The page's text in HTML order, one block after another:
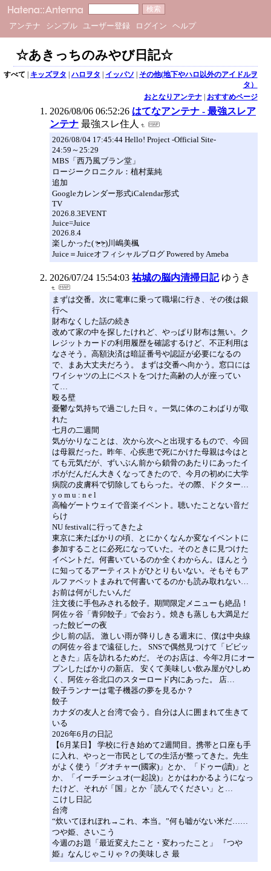
アンテナ シンプル ユーザー登録 ログイン ヘルプ
☆あきっちのみやび日記☆
すべて | キッズヲタ |ハロヲタ | イッパソ | その他(地下やハロ以外のアイドルヲ
タ）
おとなりアンテナ| おすすめページ
2026/08/06 06:52:26 はてなアンテナ - 最強スレア
ンテナ 最強スレ住人
2026/08/04 17:45:44 Hello! Project -Official Site-
24:59～25:29
MBS「西乃風ブラン堂」
ロージークロニクル：植村葉純
追加
Googleカレンダー形式iCalendar形式
TV
2026.8.3EVENT
Juice=Juice
2026.8.4
楽しかった( ᵒ̴̶̷̤◦ᵒ̴̶̷̤ )川嶋美楓
Juice＝Juiceオフィシャルブログ Powered by Ameba
2026/07/24 15:54:03 祐城の脳内清掃日記 ゆうき
まずは交番。次に電車に乗って職場に行き、その後は銀
行へ
財布なくした話の続き
改めて家の中を探したけれど、やっぱり財布は無い。ク
レジットカードの利用履歴を確認するけど、不正利用は
なさそう。高額決済は暗証番号や認証が必要になるの
で、まあ大丈夫だろう。 まずは交番へ向かう。窓口には
ワイシャツの上にベストをつけた高齢の人が座ってい
て…
殴る壁
憂鬱な気持ちで過ごした日々。一気に体のこわばりが取
れた
七月の二週間
気がかりなことは、次から次へと出現するもので、今回
は母親だった。昨年、心疾患で死にかけた母親は今はと
ても元気だが、ずいぶん前から鎖骨のあたりにあったイ
ボがだんだん大きくなってきたので、今月の初めに大学
病院の皮膚科で切除してもらった。その際、ドクター…
y o m u : n e l
高輪ゲートウェイで音楽イベント。聴いたことない音だ
らけ
NU festivalに行ってきたよ
東京に来たばかりの頃、とにかくなんか変なイベントに
参加することに必死になっていた。そのときに見つけた
イベントだ。何書いているのか全くわからん。ほんとう
に知ってるアーティストがひとりもいない。そもそもア
ルファベットまみれで何書いてるのかも読み取れない…
お前は何がしたいんだ
注文後に手包みされる餃子。期間限定メニューも絶品！
阿佐ヶ谷「青卯餃子」で会おう。焼きも蒸しも大満足だ
った餃ビーの夜
少し前の話。 激しい雨が降りしきる週末に、僕は中央線
の阿佐ヶ谷まで遠征した。 SNSで偶然見つけて「ビビッ
ときた」店を訪れるためだ。 そのお店は、今年2月にオー
プンしたばかりの新店。 安くて美味しい飲み屋がひしめ
く、阿佐ヶ谷北口のスターロード内にあった。 店…
餃子ランナーは電子機器の夢を見るか？
餃子
カナダの友人と台湾で会う。自分は人に囲まれて生きて
いる
2026年6月の日記
【6月某日】 学校に行き始めて2週間目。携帯と口座も手
に入れ、やっと一市民としての生活が整ってきた。先生
がよく使う「グオチャー(國家)」とか、「ドゥー(讀)」と
か、「イーチーシュオ(一起說)」とかはわかるようになっ
たけど、それが「国」とか「読んでください」と…
こけし日記
台湾
“炊いてほれぼれ→これ、本当。”何も嘘がない米だ……
つや姫、さいこう
今週のお題「最近変えたこと・変わったこと」 『つや
姫』なんじゃこりゃ？の美味しさ 最